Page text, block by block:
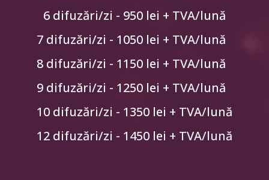
6 difuzări/zi - 950 lei + TVA/lună
7 difuzări/zi - 1050 lei + TVA/lună
8 difuzări/zi - 1150 lei + TVA/lună
9 difuzări/zi - 1250 lei + TVA/lună
10 difuzări/zi - 1350 lei + TVA/lună
12 difuzări/zi - 1450 lei + TVA/lună